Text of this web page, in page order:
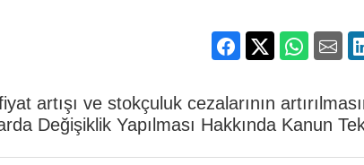
artışı ve stokçuluk cezalarının
Değişiklik Yapılması Hakkında Kanun